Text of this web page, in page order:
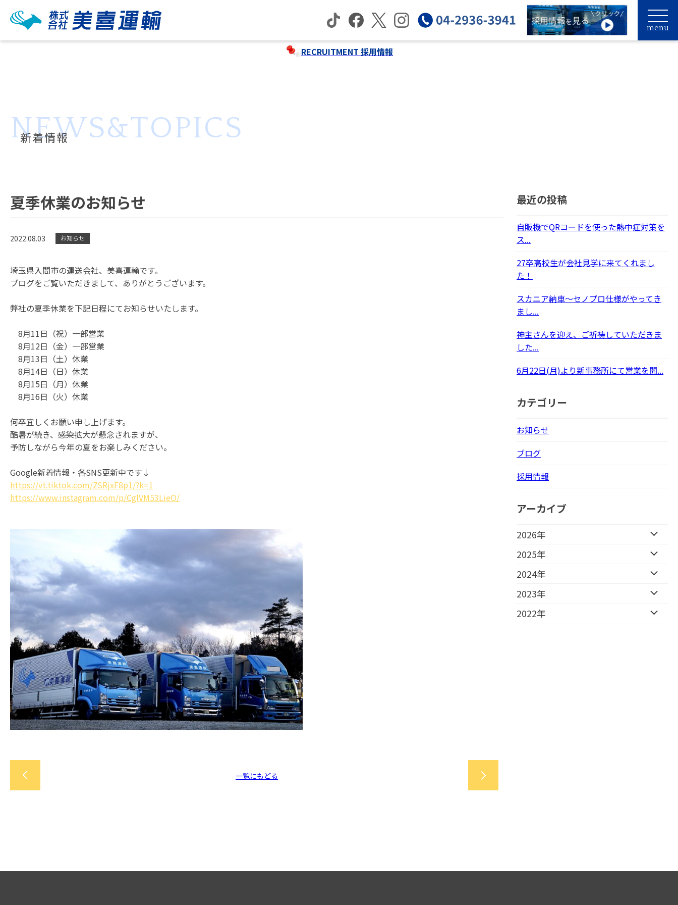
menu
RECRUITMENT 採用情報
NEWS&TOPICS
新着情報
夏季休業のお知らせ
2022.08.03 お知らせ
埼玉県入間市の運送会社、美喜運輸です。
ブログをご覧いただきまして、ありがとうございます。
弊社の夏季休業を下記日程にてお知らせいたします。
8月11日（祝）一部営業
8月12日（金）一部営業
8月13日（土）休業
8月14日（日）休業
8月15日（月）休業
8月16日（火）休業
何卒宜しくお願い申し上げます。
酷暑が続き、感染拡大が懸念されますが、
予防しながら今年の夏をお楽しみください。
Google新着情報・各SNS更新中です↓
https://vt.tiktok.com/ZSRjxF8p1/?k=1
https://www.instagram.com/p/CglVM53LieO/
一覧にもどる
最近の投稿
自販機でQRコードを使った熱中症対策を
ス...
27卒高校生が会社見学に来てくれまし
た！
スカニア納車～セノプロ仕様がやってき
まし...
神主さんを迎え、ご祈祷していただきま
した...
6月22日(月)より新事務所にて営業を開...
カテゴリー
お知らせ
ブログ
採用情報
アーカイブ
2026年
2025年
2024年
2023年
2022年